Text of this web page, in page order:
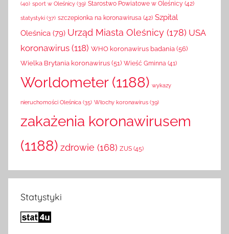
(40) sport w Oleśnicy (39) Starostwo Powiatowe w Oleśnicy (42)
statystyki (37) szczepionka na koronawirusa (42) Szpital
Oleśnica (79) Urząd Miasta Oleśnicy (178) USA
koronawirus (118) WHO koronawirus badania (56)
Wielka Brytania koronawirus (51) Wieść Gminna (41)
Worldometer(1188) wykazy
nieruchomości Oleśnica (35) Włochy koronawirus (39)
zakażenia koronawirusem
(1188) zdrowie (168) ZUS (45)
Statystyki